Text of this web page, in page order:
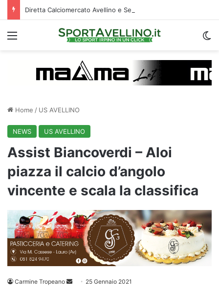
Menu
Home / US AVELLINO
NEWS US AVELLINO
Assist Biancoverdi – Aloi
piazza il calcio d’angolo
vincente e scala la classifica
Carmine Tropeano
Invia 25 Gennaio 2021